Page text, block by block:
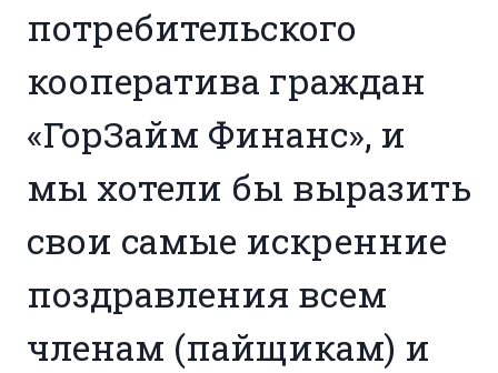
потребительского
кооператива граждан
«ГорЗайм Финанс», и
мы хотели бы выразить
свои самые искренние
поздравления всем
членам (пайщикам) и